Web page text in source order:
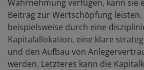
Wahrnehmung verfügen, kann sie
Beitrag zur Wertschöpfung leisten.
beispielsweise durch eine
Kapitalallokation, eine klare
und den Aufbau von
werden. Letzteres kann die